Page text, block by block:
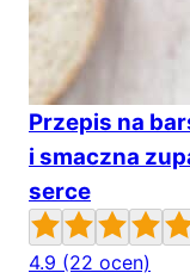
Przepis na
i smaczna
serce
4.9 (22 ocen)